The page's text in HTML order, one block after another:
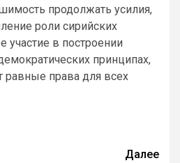
продолжать усилия,
роли сирийских
участие в построении
принципах,
равные права для всех
Далее